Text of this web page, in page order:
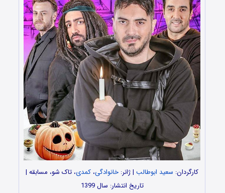
کارگردان: سعید ابوطالب | ژانر: خانوادگی، کمدی، تاک شو، مسابقه |
تاریخ انتشار: سال 1399